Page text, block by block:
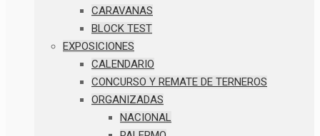
CARAVANAS
BLOCK TEST
EXPOSICIONES
CALENDARIO
CONCURSO Y REMATE DE TERNEROS
ORGANIZADAS
NACIONAL